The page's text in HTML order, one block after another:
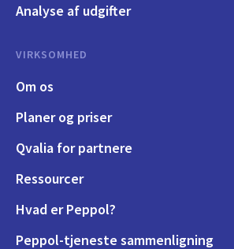
Analyse af udgifter
VIRKSOMHED
Om os
Planer og priser
Qvalia for partnere
Ressourcer
Hvad er Peppol?
Peppol-tjeneste sammenligning